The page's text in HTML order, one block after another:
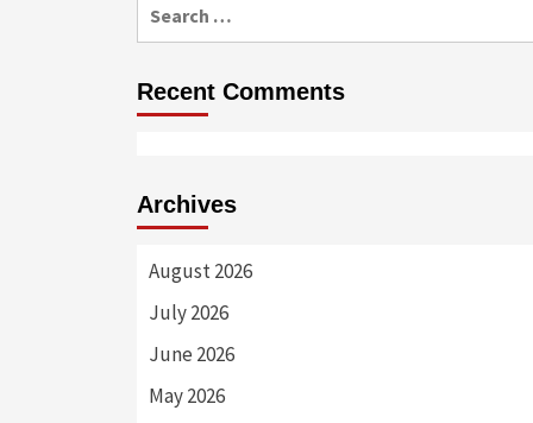
Recent Comments
Archives
August 2026
July 2026
June 2026
May 2026